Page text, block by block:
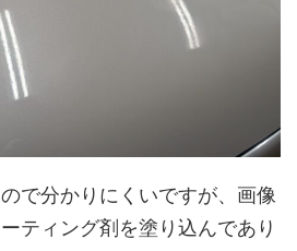
で分かりにくいですが、画像
ティング剤を塗り込んであり